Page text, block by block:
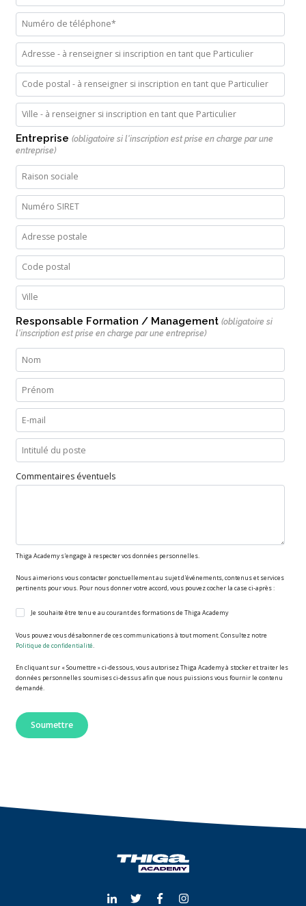
Entreprise (obligatoire si l'inscription est prise en charge par une
entreprise)
Responsable Formation / Management (obligatoire si
l'inscription est prise en charge par une entreprise)
Commentaires éventuels
Thiga Academy s'engage à respecter vos données personnelles.
Nous aimerions vous contacter ponctuellement au sujet d'événements, contenus et services
pertinents pour vous. Pour nous donner votre accord, vous pouvez cocher la case ci-après :
Je souhaite être tenu·e au courant des formations de Thiga Academy
Vous pouvez vous désabonner de ces communications à tout moment. Consultez notre
Politique de confidentialité.
En cliquant sur « Soumettre » ci-dessous, vous autorisez Thiga Academy à stocker et traiter les
données personnelles soumises ci-dessus afin que nous puissions vous fournir le contenu
demandé.